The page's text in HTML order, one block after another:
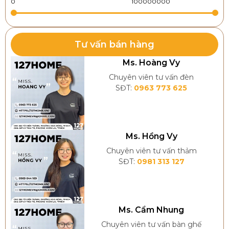
Tư vấn bán hàng
Ms. Hoàng Vy
Chuyên viên tư vấn đèn
SĐT: 0963 773 625
Ms. Hồng Vy
Chuyên viên tư vấn thảm
SĐT: 0981 313 127
Ms. Cẩm Nhung
Chuyên viên tư vấn bàn ghế
Đèn đứng được ứng dụng rộng rãi trong nhiều kiến